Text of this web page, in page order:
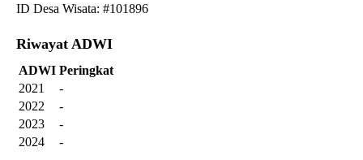
ID Desa Wisata: #101896
Riwayat ADWI
ADWI Peringkat
2021
-
2022
-
2023
-
2024
-